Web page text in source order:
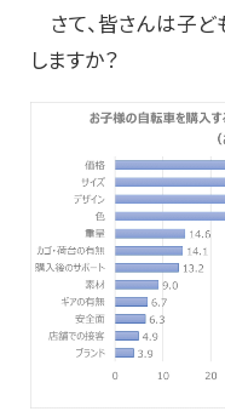
さて、皆さんは子
しますか？